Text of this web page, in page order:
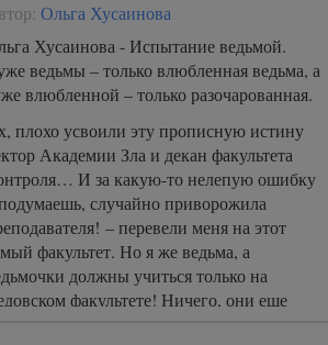
Ольга Хусаинова
Хусаинова - Испытание ведьмой.
ведьмы – только влюбленная ведьма, а
влюбленной – только разочарованная.
плохо усвоили эту прописную истину
Академии Зла и декан факультета
И за какую-то нелепую ошибку
случайно приворожила
– перевели меня на этот
факультет. Но я же ведьма, а
должны учиться только на
факультете! Ничего, они еще